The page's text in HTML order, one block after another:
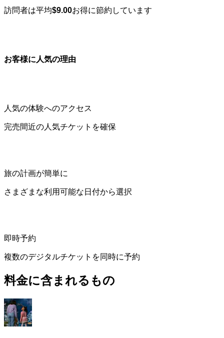
訪問者は平均$9.00お得に節約しています
お客様に人気の理由
人気の体験へのアクセス
完売間近の人気チケットを確保
旅の計画が簡単に
さまざまな利用可能な日付から選択
即時予約
複数のデジタルチケットを同時に予約
料金に含まれるもの